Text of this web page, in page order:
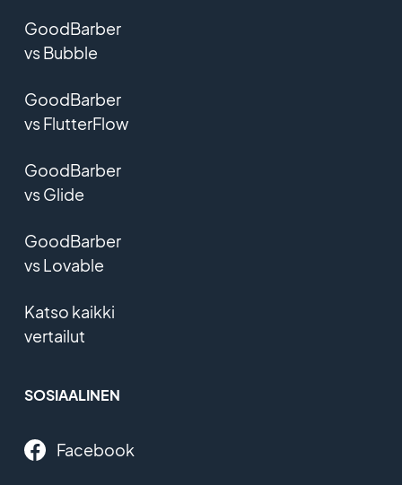
GoodBarber
vs Bubble
GoodBarber
vs FlutterFlow
GoodBarber
vs Glide
GoodBarber
vs Lovable
Katso kaikki
vertailut
SOSIAALINEN
Facebook